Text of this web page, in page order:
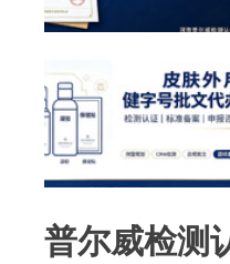
普尔威检测